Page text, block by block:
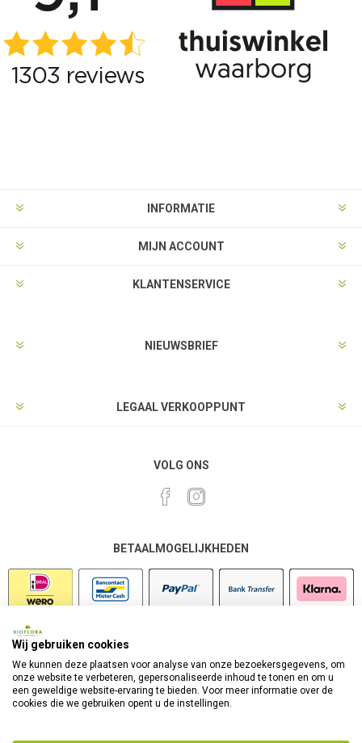
INFORMATIE
MIJN ACCOUNT
KLANTENSERVICE
NIEUWSBRIEF
LEGAAL VERKOOPPUNT
VOLG ONS
BETAALMOGELIJKHEDEN
Wij gebruiken cookies
We kunnen deze plaatsen voor analyse van onze bezoekersgegevens, om
onze website te verbeteren, gepersonaliseerde inhoud te tonen en om u
een geweldige website-ervaring te bieden. Voor meer informatie over de
cookies die we gebruiken opent u de instellingen.